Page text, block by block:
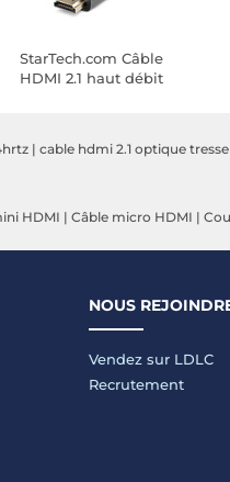
StarTech.com Câble
HDMI 2.1 haut débit
| cable hdmi 2.1 optique tresse
HDMI | Câble micro HDMI |
NOUS
Vendez sur LDLC
Recrutement